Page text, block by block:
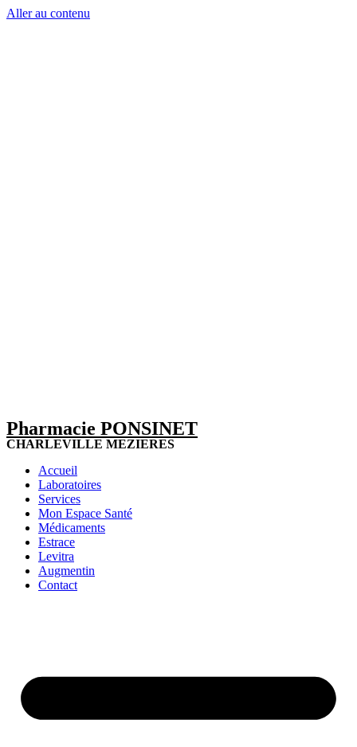
Aller au contenu
Pharmacie PONSINET
CHARLEVILLE MEZIERES
Accueil
Laboratoires
Services
Mon Espace Santé
Médicaments
Estrace
Levitra
Augmentin
Contact